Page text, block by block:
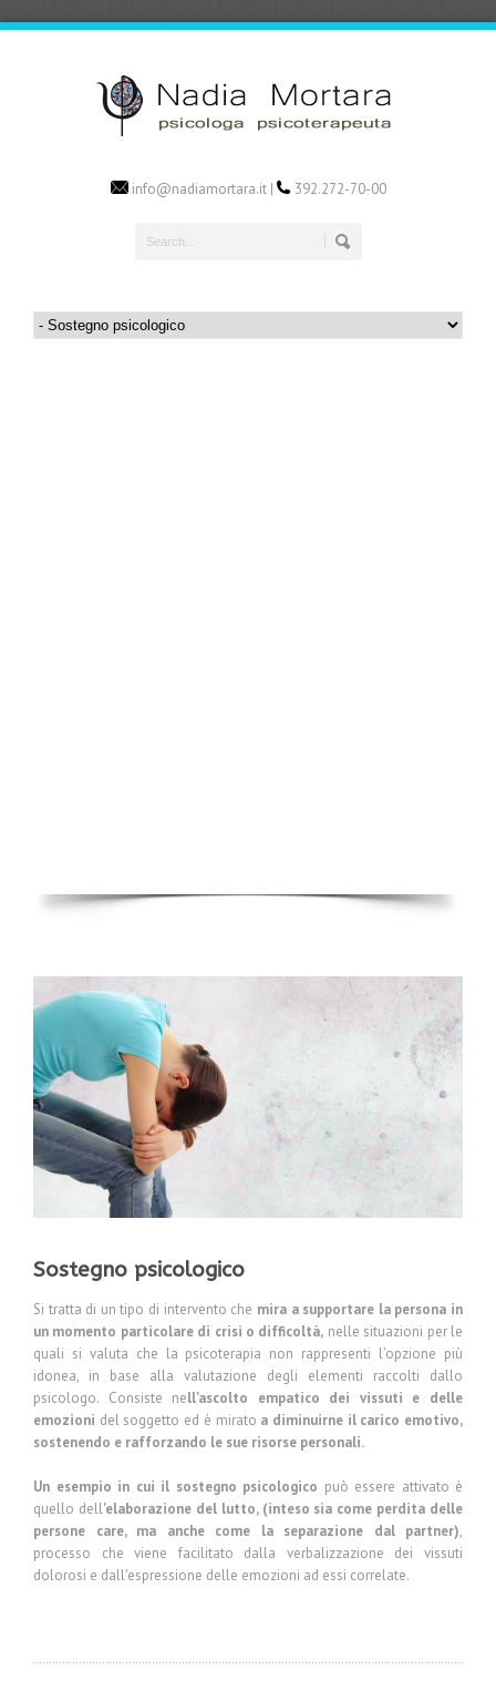
info@nadiamortara.it | 392.272-70-00
Sostegno psicologico
Si tratta di un tipo di intervento che mira a supportare la persona in
un momento particolare di crisi o difficoltà, nelle situazioni per le
quali si valuta che la psicoterapia non rappresenti l’opzione più
idonea, in base alla valutazione degli elementi raccolti dallo
psicologo. Consiste nell'ascolto empatico dei vissuti e delle
emozioni del soggetto ed è mirato a diminuirne il carico emotivo,
sostenendo e rafforzando le sue risorse personali.
Un esempio in cui il sostegno psicologico può essere attivato è
quello dell'elaborazione del lutto, (inteso sia come perdita delle
persone care, ma anche come la separazione dal partner),
processo che viene facilitato dalla verbalizzazione dei vissuti
dolorosi e dall'espressione delle emozioni ad essi correlate.